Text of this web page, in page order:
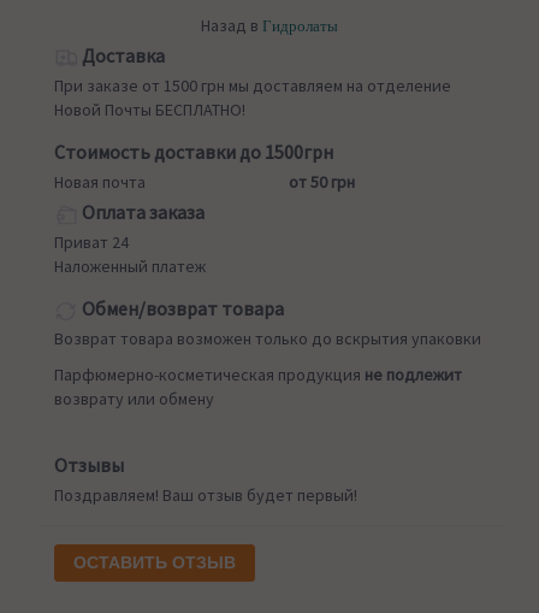
Назад в Гидролаты
Доставка
При заказе от 1500 грн мы доставляем на отделение
Новой Почты БЕСПЛАТНО!
Стоимость доставки до 1500грн
Новая почта от 50 грн
Оплата заказа
Приват 24
Наложенный платеж
Обмен/возврат товара
Возврат товара возможен только до вскрытия упаковки
Парфюмерно-косметическая продукция не подлежит
возврату или обмену
Отзывы
Поздравляем! Ваш отзыв будет первый!
ОСТАВИТЬ ОТЗЫВ